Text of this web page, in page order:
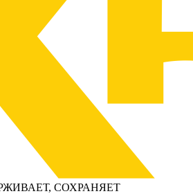
СОХРАНЯЕТ